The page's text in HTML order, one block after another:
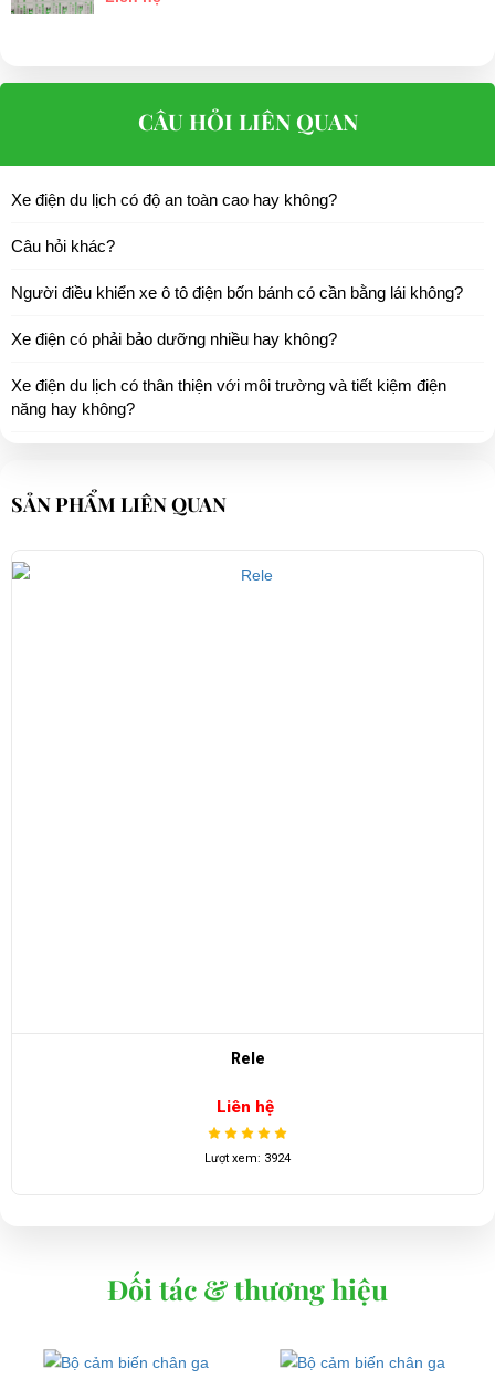
CÂU HỎI LIÊN QUAN
Xe điện du lịch có độ an toàn cao hay không?
Câu hỏi khác?
Người điều khiển xe ô tô điện bốn bánh có cần bằng lái không?
Xe điện có phải bảo dưỡng nhiều hay không?
Xe điện du lịch có thân thiện với môi trường và tiết kiệm điện
năng hay không?
SẢN PHẨM LIÊN QUAN
Ắc quy xe điện 3K T-105+(6V-225Ah)
Liên hệ
Lượt xem: 3697
Đối tác & thương hiệu